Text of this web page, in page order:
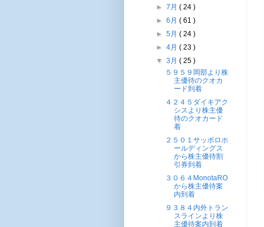
►7月( 24 )
►6月( 61 )
►5月( 24 )
►4月( 23 )
▼3月( 25 )
５９５９岡部より株
主優待のクオカ
ード到着
４２４５ダイキアク
シスより株主優
待のクオカード
着
２５０１サッポロホ
ールディングス
から株主優待割
引券到着
３０６４MonotaRO
から株主優待案
内到着
９３８４内外トラン
スラインより株
主優待案内到着